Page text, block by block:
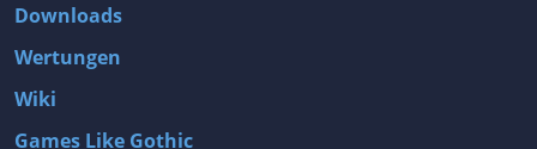
Downloads
Wertungen
Wiki
Games Like Gothic